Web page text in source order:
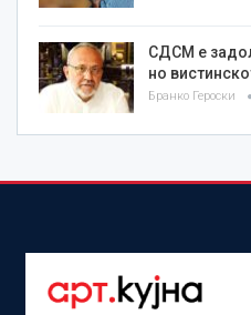
СДСМ е
но
Бранко Героски